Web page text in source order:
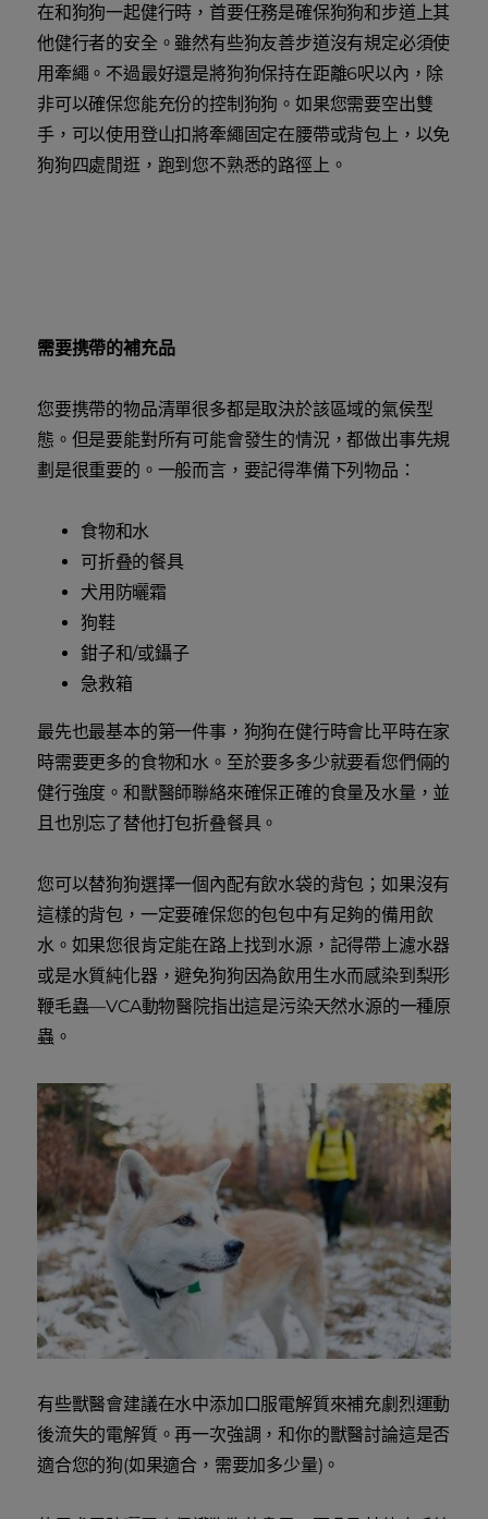
在和狗狗一起健行時，首要任務是確保狗狗和步道上其
他健行者的安全。雖然有些狗友善步道沒有規定必須使
用牽繩。不過最好還是將狗狗保持在距離6呎以內，除
非可以確保您能充份的控制狗狗。如果您需要空出雙
手，可以使用登山扣將牽繩固定在腰帶或背包上，以免
狗狗四處閒逛，跑到您不熟悉的路徑上。
需要携帶的補充品
您要携帶的物品清單很多都是取決於該區域的氣侯型
態。但是要能對所有可能會發生的情況，都做出事先規
劃是很重要的。一般而言，要記得準備下列物品：
食物和水
可折叠的餐具
犬用防曬霜
狗鞋
鉗子和/或鑷子
急救箱
最先也最基本的第一件事，狗狗在健行時會比平時在家
時需要更多的食物和水。至於要多多少就要看您們倆的
健行強度。和獸醫師聯絡來確保正確的食量及水量，並
且也別忘了替他打包折叠餐具。
您可以替狗狗選擇一個內配有飲水袋的背包；如果沒有
這樣的背包，一定要確保您的包包中有足夠的備用飲
水。如果您很肯定能在路上找到水源，記得帶上濾水器
或是水質純化器，避免狗狗因為飲用生水而感染到梨形
鞭毛蟲—VCA動物醫院指出這是污染天然水源的一種原
蟲。
有些獸醫會建議在水中添加口服電解質來補充劇烈運動
後流失的電解質。再一次強調，和你的獸醫討論這是否
適合您的狗(如果適合，需要加多少量)。